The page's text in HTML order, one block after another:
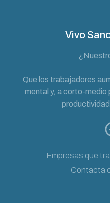
Vivo
Que los trabajadores
mental y, a corto-medio
Empresas que
Contacta